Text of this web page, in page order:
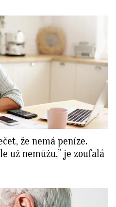
že nemá peníze.
už nemůžu,” je zoufalá